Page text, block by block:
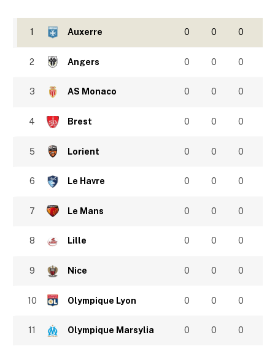
1 Auxerre 0 0 0
2 Angers 0 0 0
3 AS Monaco 0 0 0
4 Brest 0 0 0
5 Lorient 0 0 0
6 Le Havre 0 0 0
7 Le Mans 0 0 0
8 Lille 0 0 0
9 Nice 0 0 0
10 Olympique Lyon 0 0 0
11 Olympique Marsylia 0 0 0